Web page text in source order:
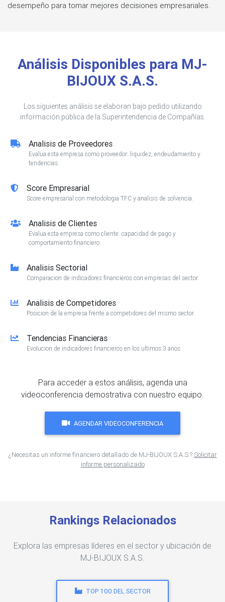
desempeño para tomar mejores decisiones empresariales.
Análisis Disponibles para MJ-
BIJOUX S.A.S.
Los siguientes análisis se elaboran bajo pedido utilizando
información pública de la Superintendencia de Compañías.
Analisis de Proveedores
Evalua esta empresa como proveedor: liquidez, endeudamiento y
tendencias.
Score Empresarial
Score empresarial con metodologia TFC y analisis de solvencia.
Analisis de Clientes
Evalua esta empresa como cliente: capacidad de pago y
comportamiento financiero.
Analisis Sectorial
Comparacion de indicadores financieros con empresas del sector.
Analisis de Competidores
Posicion de la empresa frente a competidores del mismo sector.
Tendencias Financieras
Evolucion de indicadores financieros en los ultimos 3 anos.
Para acceder a estos análisis, agenda una
videoconferencia demostrativa con nuestro equipo.
AGENDAR VIDEOCONFERENCIA
¿Necesitas un informe financiero detallado de MJ-BIJOUX S.A.S.? Solicitar
informe personalizado
Rankings Relacionados
Explora las empresas líderes en el sector y ubicación de
MJ-BIJOUX S.A.S.
TOP 100 DEL SECTOR